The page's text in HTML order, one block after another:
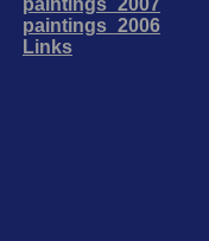
paintings_2007
paintings_2006
Links